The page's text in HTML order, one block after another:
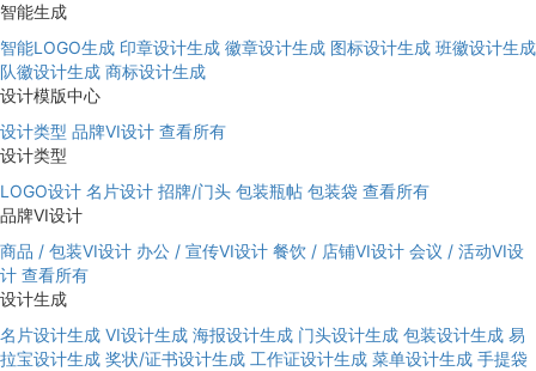
智能生成
智能LOGO生成 印章设计生成 徽章设计生成 图标设计生成 班徽设计生成
队徽设计生成 商标设计生成
设计模版中心
设计类型 品牌VI设计 查看所有
设计类型
LOGO设计 名片设计 招牌/门头 包装瓶帖 包装袋 查看所有
品牌VI设计
商品 / 包装VI设计 办公 / 宣传VI设计 餐饮 / 店铺VI设计 会议 / 活动VI设
计 查看所有
设计生成
名片设计生成 VI设计生成 海报设计生成 门头设计生成 包装设计生成 易
拉宝设计生成 奖状/证书设计生成 工作证设计生成 菜单设计生成 手提袋